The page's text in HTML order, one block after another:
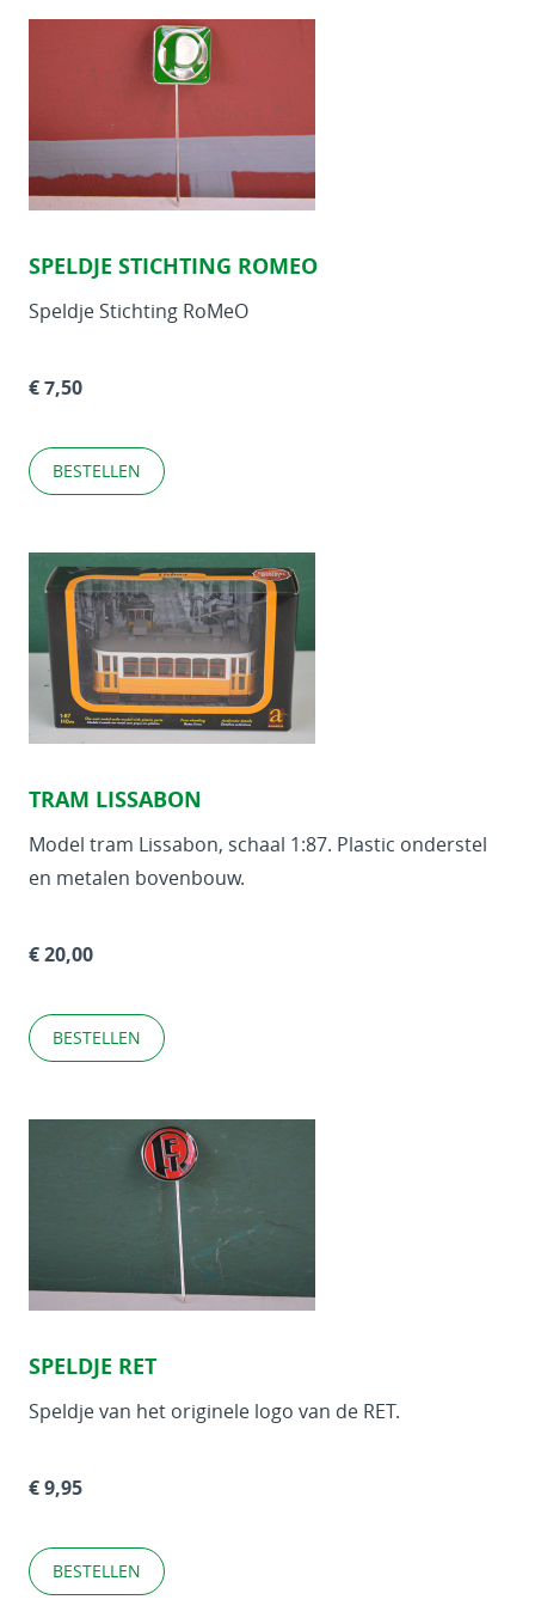
SPELDJE STICHTING ROMEO
Speldje Stichting RoMeO
€ 7,50
BESTELLEN
TRAM LISSABON
Model tram Lissabon, schaal 1:87. Plastic onderstel
en metalen bovenbouw.
€ 20,00
BESTELLEN
SPELDJE RET
Speldje van het originele logo van de RET.
€ 9,95
BESTELLEN